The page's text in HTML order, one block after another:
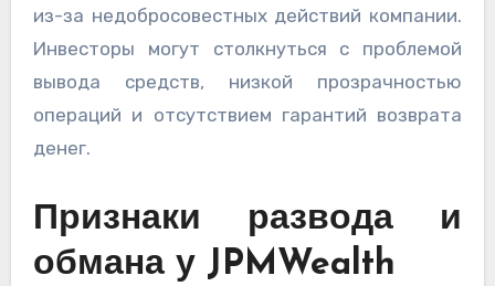
из-за недобросовестных действий компании.
Инвесторы могут столкнуться с проблемой
вывода средств, низкой прозрачностью
операций и отсутствием гарантий возврата
денег.
Признаки развода и
обмана у JPMWealth